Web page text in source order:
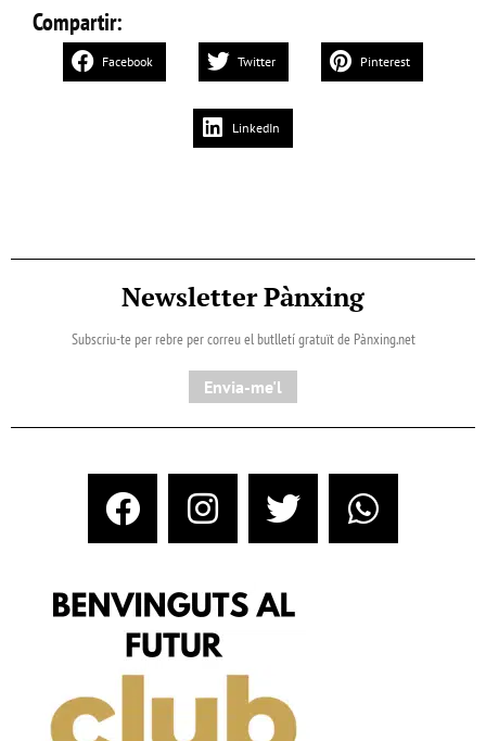
Compartir:
Facebook Twitter Pinterest
LinkedIn
Newsletter Pànxing
Subscriu-te per rebre per correu el butlletí gratuït de Pànxing.net​
Envia-me'l